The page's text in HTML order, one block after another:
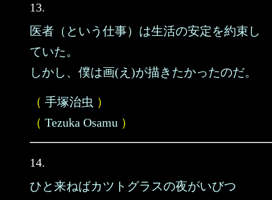
13.
医者（という仕事）は生活の安定を約束し
ていた。
しかし、僕は画(え)が描きたかったのだ。
（ 手塚治虫 ）
（ Tezuka Osamu ）
14.
ひと来ねばカツトグラスの夜がいびつ